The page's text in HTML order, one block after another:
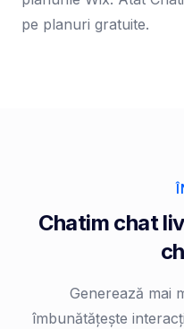
pe planuri gratuite.
Chatim chat
Generează mai
îmbunătățește